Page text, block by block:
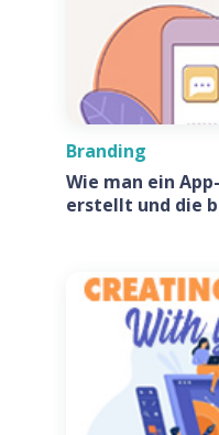
Branding
Wie man ein
erstellt und die